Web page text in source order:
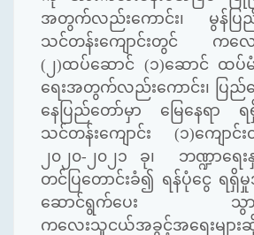
အတွက်လည်းကောင်း၊ မွန်
သင်တန်းကျောင်းတွင် ကလေး
(၂)ထပ်ဆောင် (၁)ဆောင် ထပ်
ရေးအတွက်လည်းကောင်း၊ ပြည်ထ
နေပြည်တော်မှာ မြေနေရာ
သင်တန်းကျောင်း (၁)ကျေ
၂၀၂၀-၂၀၂၁ ခု၊ ဘဏ္ဍာရေ
တင်ပြတောင်းခံ၍ ရန်ပုံငွေ ရရှိ
ဆောင်ရွက်ပေး သွားမှ
ကလေးသူငယ်အခွင့်အရေးများဆို